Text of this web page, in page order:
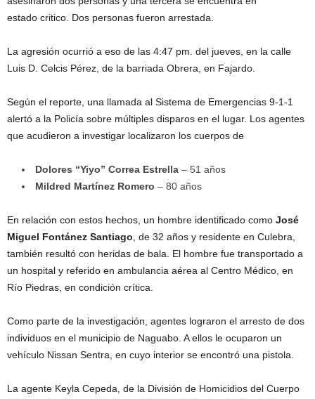
estado critico. Dos personas fueron arrestada.
La agresión ocurrió a eso de las 4:47 pm. del jueves, en la calle
Luis D. Celcis Pérez, de la barriada Obrera, en Fajardo.
Según el reporte, una llamada al Sistema de Emergencias 9-1-1
alertó a la Policía sobre múltiples disparos en el lugar. Los agentes
que acudieron a investigar localizaron los cuerpos de
Dolores “Yiyo” Correa Estrella – 51 años
Mildred Martínez Romero – 80 años
En relación con estos hechos, un hombre identificado como José
Miguel Fontánez Santiago , de 32 años y residente en Culebra,
también resultó con heridas de bala. El hombre fue transportado a
un hospital y referido en ambulancia aérea al Centro Médico, en
Río Piedras, en condición crítica.
Como parte de la investigación, agentes lograron el arresto de dos
individuos en el municipio de Naguabo. A ellos le ocuparon un
vehículo Nissan Sentra, en cuyo interior se encontró una pistola.
La agente Keyla Cepeda, de la División de Homicidios del Cuerpo